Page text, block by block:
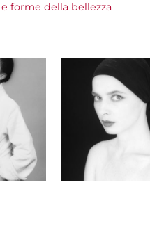
forme della bellezza